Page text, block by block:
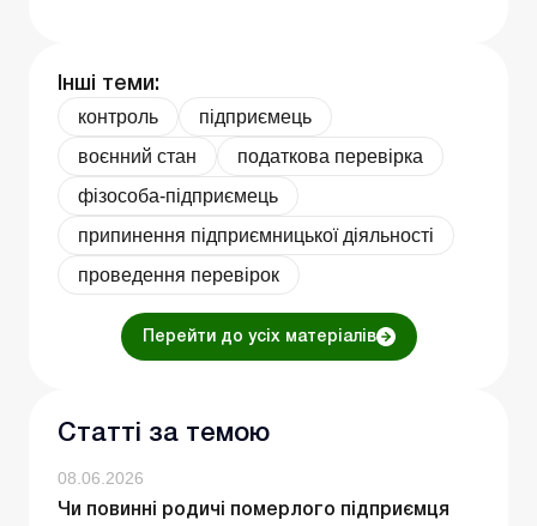
Інші теми:
контроль
підприємець
воєнний стан
податкова перевірка
фізособа-підприємець
припинення підприємницької діяльності
проведення перевірок
Перейти до усіх матеріалів
Статті за темою
08.06.2026
Чи повинні родичі померлого підприємця